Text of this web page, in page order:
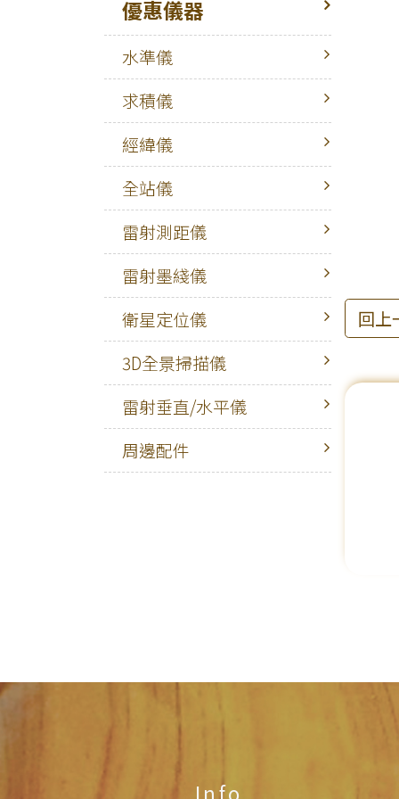
優惠儀器
水準儀
求積儀
經緯儀
全站儀
雷射測距儀
雷射墨綫儀
衛星定位儀
3D全景掃描儀
雷射垂直/水平儀
周邊配件
回上
Info.